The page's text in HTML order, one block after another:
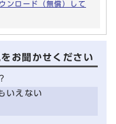
ロード（無償）して
お聞かせください
いえない